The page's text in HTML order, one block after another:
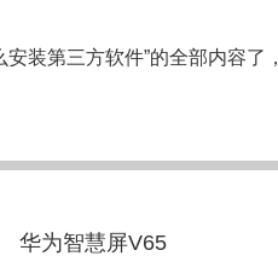
装第三方软件”的全部内容了，
华为智慧屏V65